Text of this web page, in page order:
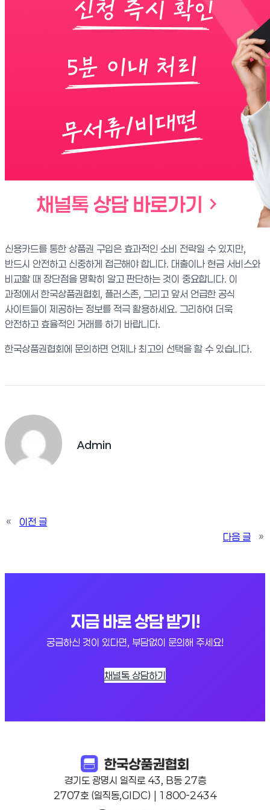
신용카드를 통한 상품권 구입은 효과적인 소비 전략일 수 있지만,
반드시 안전하고 신중하게 접근해야 합니다. 대출이나 현금 서비스와
비교할 때 장단점을 명확히 알고 판단하는 것이 중요합니다. 이
과정에서 한국상품권협회, 플러스존, 그리고 앞서 언급한 공식
사이트들이 제공하는 정보를 적극 활용하세요. 그리하여 더욱
안전하고 효율적인 거래를 하기 바랍니다.
한국상품권협회에 문의하면 언제나 최고의 선택을 할 수 있습니다.
Admin
«
이전 글
다음 글
»
지금 바로 상담 받기!
궁금하신 것이 있다면, 부담없이 문의해 주세요!
채널톡 상담하기
경기도 광명시 일직로 43, B동 27층
2707호 (일직동,GIDC) | 1800-2434